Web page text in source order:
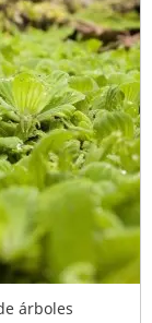
árboles